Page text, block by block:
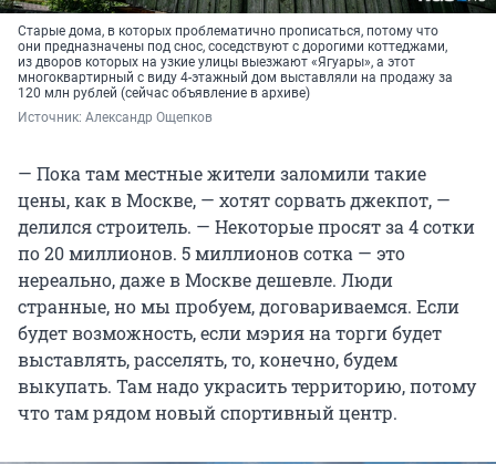
Старые дома, в которых проблематично прописаться, потому что
они предназначены под снос, соседствуют с дорогими коттеджами,
из дворов которых на узкие улицы выезжают «Ягуары», а этот
многоквартирный с виду 4-этажный дом выставляли на продажу за
120 млн рублей (сейчас объявление в архиве)
Источник: Александр Ощепков
— Пока там местные жители заломили такие
цены, как в Москве, — хотят сорвать джекпот, —
делился строитель. — Некоторые просят за 4 сотки
по 20 миллионов. 5 миллионов сотка — это
нереально, даже в Москве дешевле. Люди
странные, но мы пробуем, договариваемся. Если
будет возможность, если мэрия на торги будет
выставлять, расселять, то, конечно, будем
выкупать. Там надо украсить территорию, потому
что там рядом новый спортивный центр.